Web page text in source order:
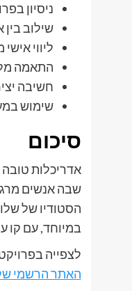
ניסיון
שילוב בין
ליווי
התאמה
חשיבה
שימוש
סיכום
אדריכלות
שבה אנשים
הסטודיו של
במיוחד, עם קו
לצפייה
האתר הרשמי של